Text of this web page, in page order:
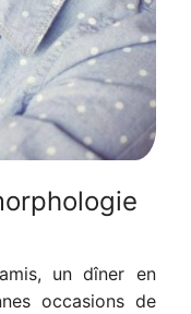
un dîner en
occasions de